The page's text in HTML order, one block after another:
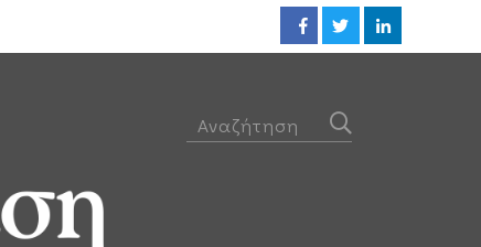
Προθεσμία για να